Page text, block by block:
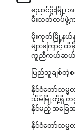
ညောင်ဦးမြို့၊
မီးသတ်တပ်ဖွဲ့က
မိုးကုတ်မြို့နယ်နှ
များကြောင့်
ကူညီကယ်ဆယ်ရေ
ပြည်သူချစ်တဲ့
နိုင်ငံတော်သမ္မ
သိမ်မြို့တို့ရှိ တက္
နိုင်မည့် အခြေအ
နိုင်ငံတော်သမ္မ